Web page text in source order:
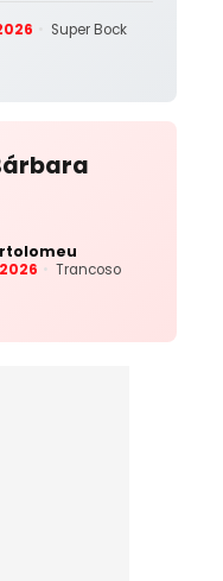
Super Bock
Trancoso